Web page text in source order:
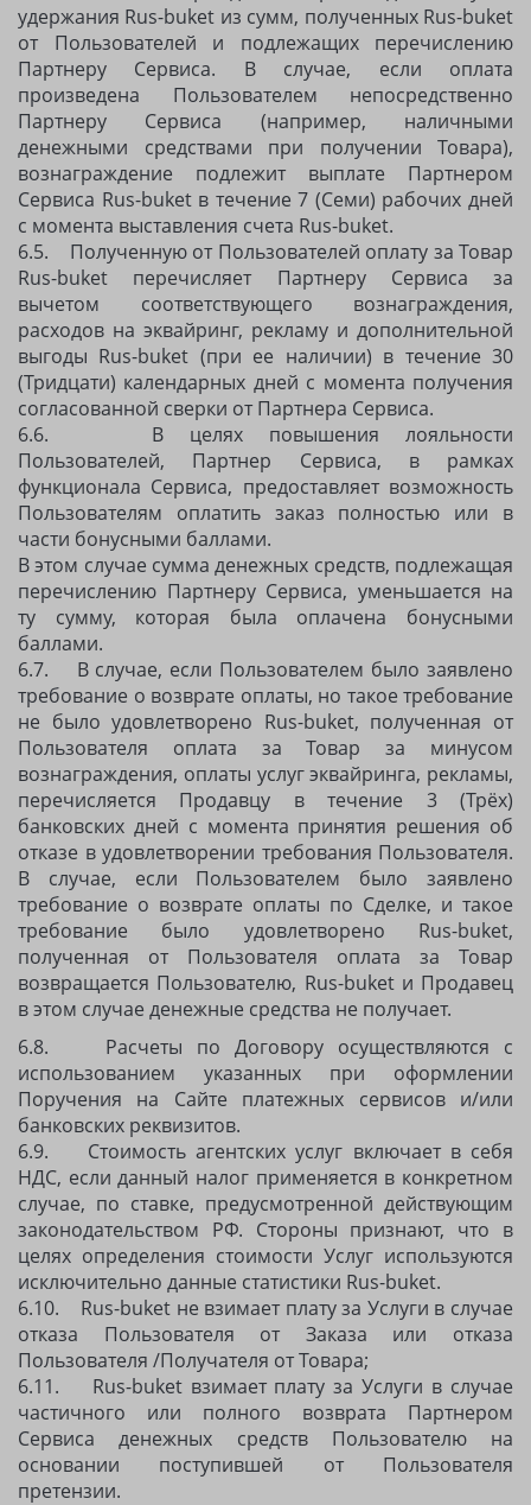
удержания Rus-buket из сумм, полученных Rus-buket
от Пользователей и подлежащих перечислению
Партнеру Сервиса. В случае, если оплата
произведена Пользователем непосредственно
Партнеру Сервиса (например, наличными
денежными средствами при получении Товара),
вознаграждение подлежит выплате Партнером
Сервиса Rus-buket в течение 7 (Семи) рабочих дней
с момента выставления счета Rus-buket.
6.5. Полученную от Пользователей оплату за Товар
Rus-buket перечисляет Партнеру Сервиса за
вычетом соответствующего вознаграждения,
расходов на эквайринг, рекламу и дополнительной
выгоды Rus-buket (при ее наличии) в течение 30
(Тридцати) календарных дней с момента получения
согласованной сверки от Партнера Сервиса.
6.6. В целях повышения лояльности
Пользователей, Партнер Сервиса, в рамках
функционала Сервиса, предоставляет возможность
Пользователям оплатить заказ полностью или в
части бонусными баллами.
В этом случае сумма денежных средств, подлежащая
перечислению Партнеру Сервиса, уменьшается на
ту сумму, которая была оплачена бонусными
баллами.
6.7. В случае, если Пользователем было заявлено
требование о возврате оплаты, но такое требование
не было удовлетворено Rus-buket, полученная от
Пользователя оплата за Товар за минусом
вознаграждения, оплаты услуг эквайринга, рекламы,
перечисляется Продавцу в течение 3 (Трёх)
банковских дней с момента принятия решения об
отказе в удовлетворении требования Пользователя.
В случае, если Пользователем было заявлено
требование о возврате оплаты по Сделке, и такое
требование было удовлетворено Rus-buket,
полученная от Пользователя оплата за Товар
возвращается Пользователю, Rus-buket и Продавец
в этом случае денежные средства не получает.
6.8. Расчеты по Договору осуществляются с
использованием указанных при оформлении
Поручения на Сайте платежных сервисов и/или
банковских реквизитов.
6.9. Стоимость агентских услуг включает в себя
НДС, если данный налог применяется в конкретном
случае, по ставке, предусмотренной действующим
законодательством РФ. Стороны признают, что в
целях определения стоимости Услуг используются
исключительно данные статистики Rus-buket.
6.10. Rus-buket не взимает плату за Услуги в случае
отказа Пользователя от Заказа или отказа
Пользователя /Получателя от Товара;
6.11. Rus-buket взимает плату за Услуги в случае
частичного или полного возврата Партнером
Сервиса денежных средств Пользователю на
основании поступившей от Пользователя
претензии.